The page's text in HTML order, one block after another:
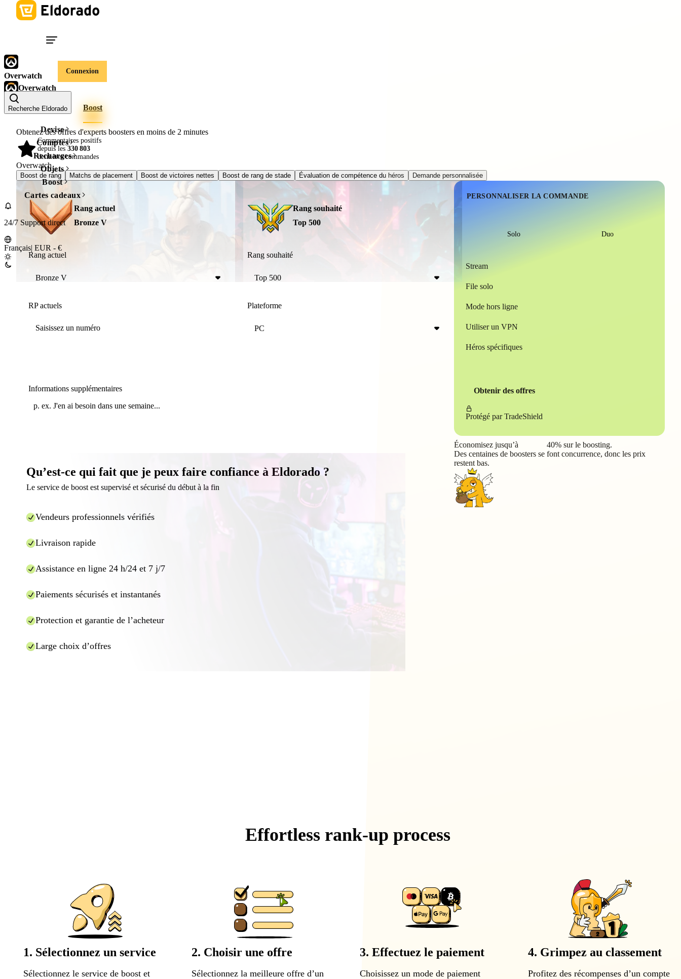
Connexion
Recherche Eldorado
Devise
Comptes
Recharges
Objets
Boost
Cartes cadeaux
24/7 Support direct
Français| EUR - €
Overwatch
Overwatch
Comptes Pièces Boost
Obtenez des offres d'experts boosters en moins de 2 minutes
Commentaires positifs
depuis les 330 803
dernières commandes
Overwatch
Boost de rang Matchs de placement Boost de victoires nettes Boost de rang de stade Évaluation de compétence du héros Demande personnalisée
Rang actuel
Bronze V
Rang actuel
Bronze V
RP actuels
Rang souhaité
Top 500
Rang souhaité
Top 500
Plateforme
PC
Informations supplémentaires
PERSONNALISER LA COMMANDE
Solo Duo
Stream
File solo
Mode hors ligne
Utiliser un VPN
Héros spécifiques
Obtenir des offres
Protégé parTradeShield
Économisez jusqu’à 40% sur le boosting.
Des centaines de boosters se font concurrence, donc les prix
restent bas.
Qu’est-ce qui fait que je peux faire confiance à Eldorado ?
Le service de boost est supervisé et sécurisé du début à la fin
Vendeurs professionnels vérifiés
Livraison rapide
Assistance en ligne 24 h/24 et 7 j/7
Paiements sécurisés et instantanés
Protection et garantie de l’acheteur
Large choix d’offres
Effortless rank-up process
1. Sélectionnez un service
Sélectionnez le service de boost et
2. Choisir une offre
Sélectionnez la meilleure offre d’un
3. Effectuez le paiement
Choisissez un mode de paiement
4. Grimpez au classement
Profitez des récompenses d’un compte